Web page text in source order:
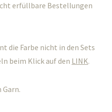
erfüllbare Bestellungen
die Farbe nicht in den Sets
beim Klick auf den LINK.